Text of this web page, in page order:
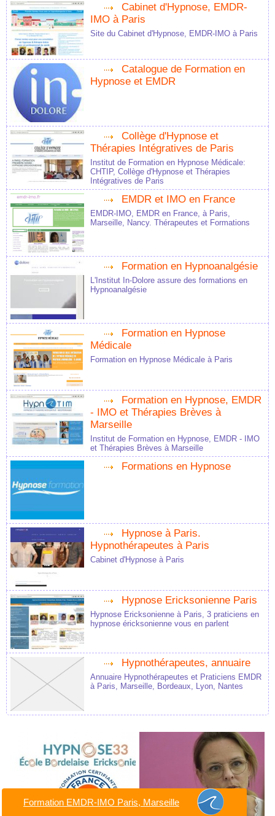
Cabinet d'Hypnose, EMDR-
IMO à Paris
Site du Cabinet d'Hypnose, EMDR-IMO à Paris
Catalogue de Formation en
Hypnose et EMDR
Collège d'Hypnose et
Thérapies Intégratives de Paris
Institut de Formation en Hypnose Médicale:
CHTIP, Collège d'Hypnose et Thérapies
Intégratives de Paris
EMDR et IMO en France
EMDR-IMO, EMDR en France, à Paris,
Marseille, Nancy. Thérapeutes et Formations
Formation en Hypnoanalgésie
L'Institut In-Dolore assure des formations en
Hypnoanalgésie
Formation en Hypnose
Médicale
Formation en Hypnose Médicale à Paris
Formation en Hypnose, EMDR
- IMO et Thérapies Brèves à
Marseille
Institut de Formation en Hypnose, EMDR - IMO
et Thérapies Brèves à Marseille
Formations en Hypnose
Hypnose à Paris.
Hypnothérapeutes à Paris
Cabinet d'Hypnose à Paris
Hypnose Ericksonienne Paris
Hypnose Ericksonienne à Paris, 3 praticiens en
hypnose éricksonienne vous en parlent
Hypnothérapeutes, annuaire
Annuaire Hypnothérapeutes et Praticiens EMDR
à Paris, Marseille, Bordeaux, Lyon, Nantes
Formation en EMDR à
EMDR à Mérignac, Léognan
Formation EMDR-IMO Paris, Marseille